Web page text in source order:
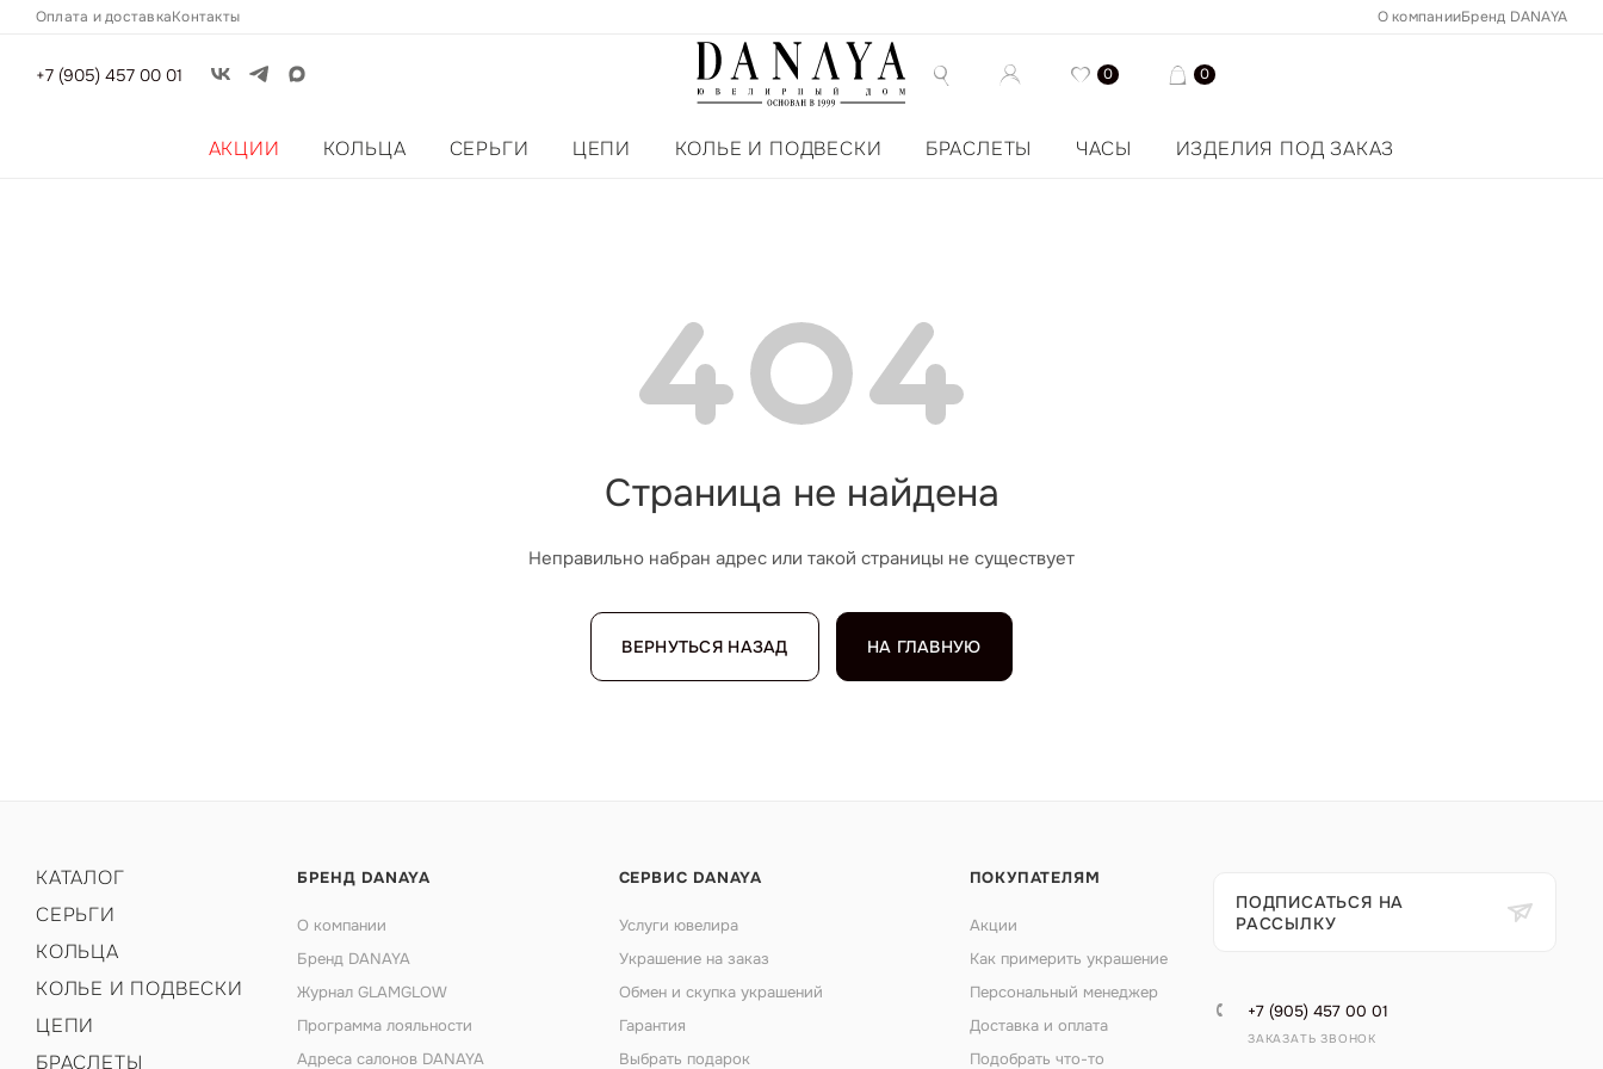
Оплата и доставкаКонтакты О компанииБренд DANAYA
+7 (905) 457 00 01 0 0
АКЦИИ КОЛЬЦА СЕРЬГИ ЦЕПИ КОЛЬЕ И ПОДВЕСКИ БРАСЛЕТЫ ЧАСЫ ИЗДЕЛИЯ ПОД ЗАКАЗ
Страница не найдена
Неправильно набран адрес или такой страницы не существует
ВЕРНУТЬСЯ НАЗАД НА ГЛАВНУЮ
КАТАЛОГ
СЕРЬГИ
КОЛЬЦА
КОЛЬЕ И ПОДВЕСКИ
ЦЕПИ
БРАСЛЕТЫ
БРЕНД DANAYA
О компании
Бренд DANAYA
Журнал GLAMGLOW
Программа лояльности
Адреса салонов DANAYA
СЕРВИС DANAYA
Услуги ювелира
Украшение на заказ
Обмен и скупка украшений
Гарантия
Выбрать подарок
ПОКУПАТЕЛЯМ
Акции
Как примерить украшение
Персональный менеджер
Доставка и оплата
Подобрать что-то
ПОДПИСАТЬСЯ НА
РАССЫЛКУ
+7 (905) 457 00 01
ЗАКАЗАТЬ ЗВОНОК